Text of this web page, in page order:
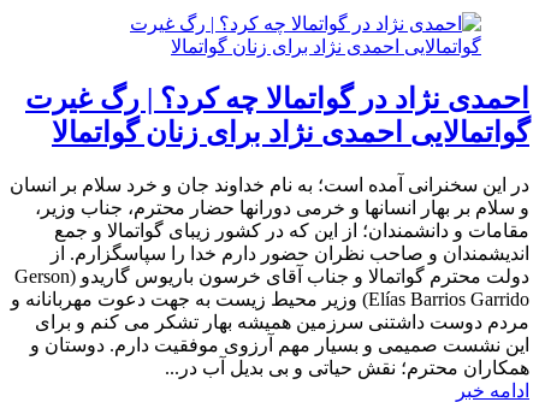
احمدی نژاد در گواتمالا چه کرد؟ | رگ غیرت
گواتمالایی احمدی نژاد برای زنان گواتمالا
در این سخنرانی آمده است؛ به نام خداوند جان و خرد سلام بر انسان
و سلام بر بهار انسانها و خرمی دورانها حضار محترم، جناب وزیر،
مقامات و دانشمندان؛ از این که در کشور زیبای گواتمالا و جمع
اندیشمندان و صاحب نظران حضور دارم خدا را سپاسگزارم. از
دولت محترم گواتمالا و جناب آقای خرسون باریوس گاریدو (Gerson
Elías Barrios Garrido) وزیر محیط زیست به جهت دعوت مهربانانه و
مردم دوست داشتنی سرزمین همیشه بهار تشکر می کنم و برای
این نشست صمیمی و بسیار مهم آرزوی موفقیت دارم. دوستان و
همکاران محترم؛ نقش حیاتی و بی بدیل آب در...
ادامه خبر